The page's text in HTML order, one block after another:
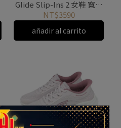
Glide Slip-Ins 2 女鞋 寬楦
米白 125156WOFWT
NT$3590
añadir al carrito